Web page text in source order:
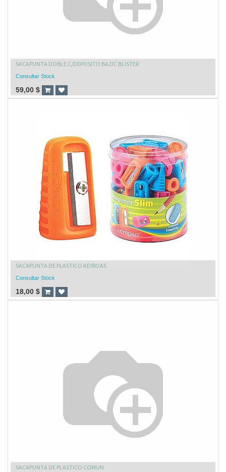
SACAPUNTA DOBLE C/DEPOSITO BAZIC BLISTER
Consultar Stock
59,00 $
SACAPUNTA DE PLASTICO KEYROAS
Consultar Stock
18,00 $
SACAPUNTA DE PLASTICO COMUN